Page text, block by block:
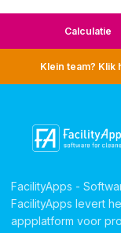
Calculatie
Klein team? Klik
FacilityApps -
FacilityApps levert
appplatform voor